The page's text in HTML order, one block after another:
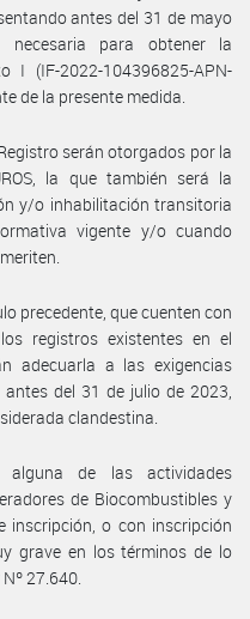
antes del 31 de mayo
para obtener la
I (IF-2022-104396825-APN-
de la presente medida.
serán otorgados por la
la que también será la
y/o inhabilitación transitoria
vigente y/o cuando
precedente, que cuenten con
registros existentes en el
adecuarla a las exigencias
del 31 de julio de 2023,
clandestina.
alguna de las actividades
de Biocombustibles y
inscripción, o con inscripción
grave en los términos de lo
27.640.